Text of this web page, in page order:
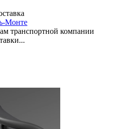
Монте
транспортной компании